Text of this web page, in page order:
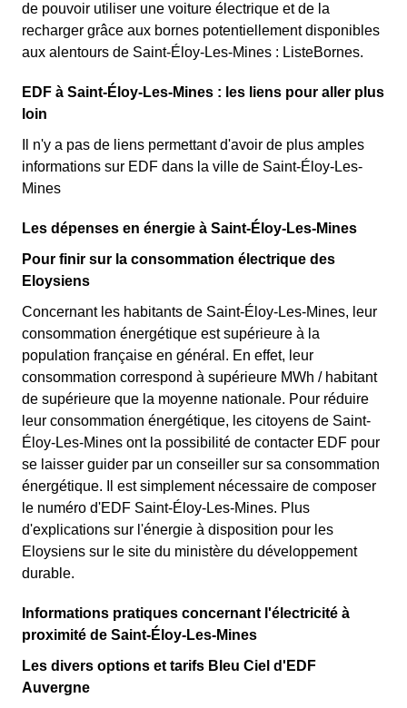
de pouvoir utiliser une voiture électrique et de la
recharger grâce aux bornes potentiellement disponibles
aux alentours de Saint-Éloy-Les-Mines : ListeBornes.
EDF à Saint-Éloy-Les-Mines : les liens pour aller plus
loin
Il n'y a pas de liens permettant d'avoir de plus amples
informations sur EDF dans la ville de Saint-Éloy-Les-
Mines
Les dépenses en énergie à Saint-Éloy-Les-Mines
Pour finir sur la consommation électrique des
Eloysiens
Concernant les habitants de Saint-Éloy-Les-Mines, leur
consommation énergétique est supérieure à la
population française en général. En effet, leur
consommation correspond à supérieure MWh / habitant
de supérieure que la moyenne nationale. Pour réduire
leur consommation énergétique, les citoyens de Saint-
Éloy-Les-Mines ont la possibilité de contacter EDF pour
se laisser guider par un conseiller sur sa consommation
énergétique. Il est simplement nécessaire de composer
le numéro d'EDF Saint-Éloy-Les-Mines. Plus
d'explications sur l'énergie à disposition pour les
Eloysiens sur le site du ministère du développement
durable.
Informations pratiques concernant l'électricité à
proximité de Saint-Éloy-Les-Mines
Les divers options et tarifs Bleu Ciel d'EDF
Auvergne